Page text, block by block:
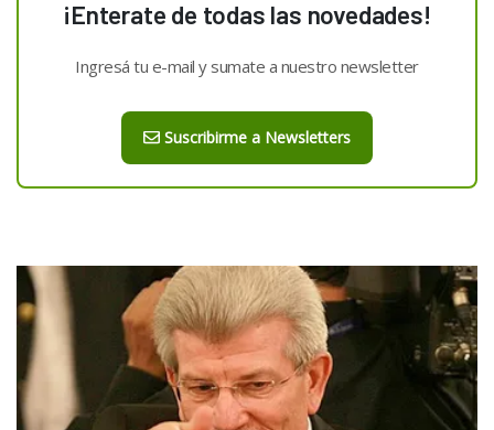
¡Enterate de todas las novedades!
Ingresá tu e-mail y sumate a nuestro newsletter
Suscribirme a Newsletters